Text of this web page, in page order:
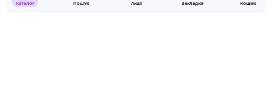
Каталог Пошук Акції Закладки Кошик